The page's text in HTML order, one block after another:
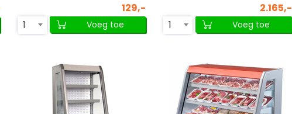
129,-
1
Voeg toe
2.165,-
1
Voeg toe